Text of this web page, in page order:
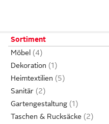
Sortiment
Möbel
Dekoration
Heimtextilien
Sanitär
Gartengestaltung
Taschen & Rucksäcke